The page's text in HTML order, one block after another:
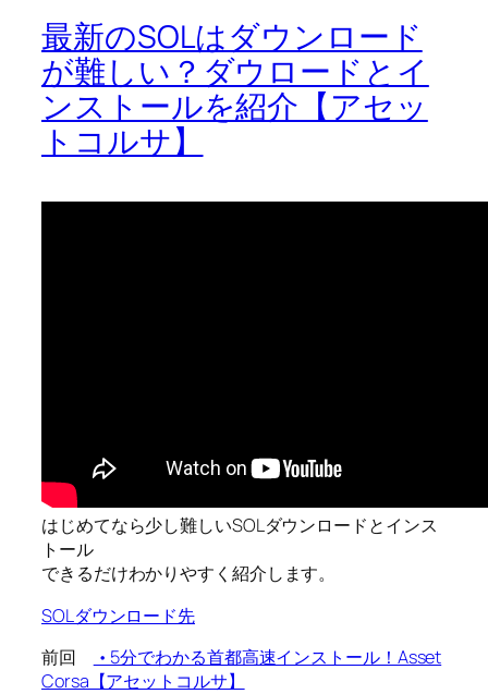
最新のSOLはダウンロード
が難しい？ダウロードとイ
ンストールを紹介【アセッ
トコルサ】
はじめてなら少し難しいSOLダウンロードとインス
トール
できるだけわかりやすく紹介します。
SOLダウンロード先
前回
• 5分でわかる首都高速インストール！Asset
Corsa【アセットコルサ】